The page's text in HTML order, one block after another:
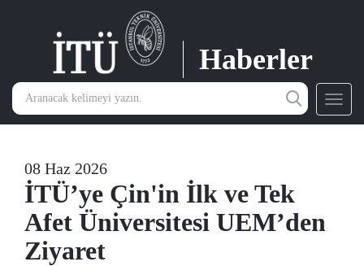
Haberler
08 Haz 2026
İTÜ’ye Çin'in İlk ve Tek
Afet Üniversitesi UEM’den
Ziyaret